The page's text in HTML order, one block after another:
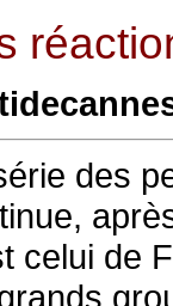
des
celui de